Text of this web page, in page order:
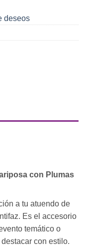
deseos
con Plumas
a tu atuendo de
Es el accesorio
temático o
con estilo.